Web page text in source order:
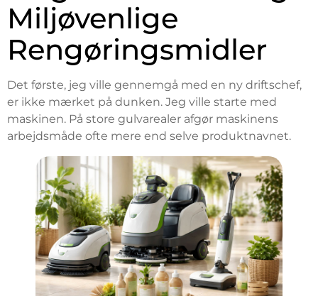
Miljøvenlige
Rengøringsmidler
Det første, jeg ville gennemgå med en ny driftschef,
er ikke mærket på dunken. Jeg ville starte med
maskinen. På store gulvarealer afgør maskinens
arbejdsmåde ofte mere end selve produktnavnet.